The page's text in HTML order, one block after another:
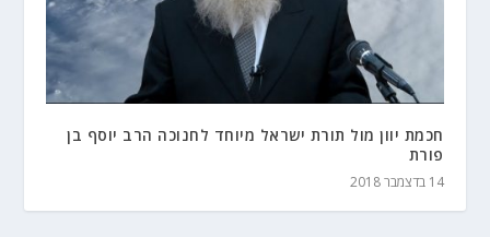
חכמת יוון מול תורת ישראל מיוחד לחנוכה הרב יוסף בן
פורת
14 בדצמבר 2018